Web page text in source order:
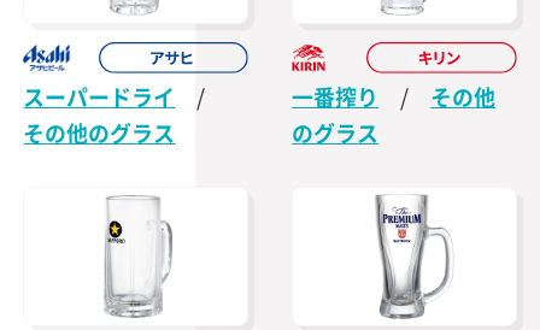
スーパードライ
/
その他のグラス
一番搾り /
その他
のグラス